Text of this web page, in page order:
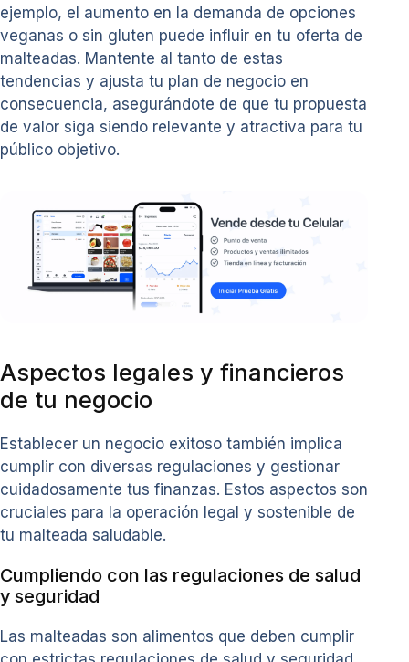
ejemplo, el aumento en la demanda de opciones
veganas o sin gluten puede influir en tu oferta de
malteadas. Mantente al tanto de estas
tendencias y ajusta tu plan de negocio en
consecuencia, asegurándote de que tu propuesta
de valor siga siendo relevante y atractiva para tu
público objetivo.
Aspectos legales y financieros
de tu negocio
Establecer un negocio exitoso también implica
cumplir con diversas regulaciones y gestionar
cuidadosamente tus finanzas. Estos aspectos son
cruciales para la operación legal y sostenible de
tu malteada saludable.
Cumpliendo con las regulaciones de salud
y seguridad
Las malteadas son alimentos que deben cumplir